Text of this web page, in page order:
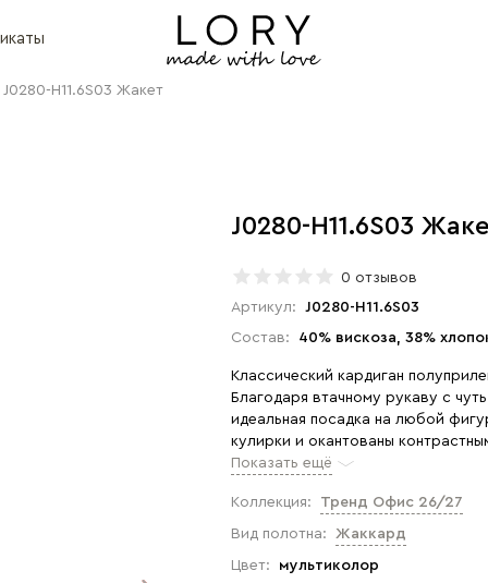
J0280-H11.6S03 Жакет
J0280-H11.6S03
0 отзывов
Артикул:
J0280-H11.6S03
Состав:
40% вискоза, 38%
Классический кардиган
Благодаря втачному рукаву с
идеальная посадка на любой
кулирки и окантованы контрастным полотном. Невидимые
Показать ещё
Коллекция: Тренд Офис 26/27
Вид полотна: Жаккард
Цвет: мультиколор